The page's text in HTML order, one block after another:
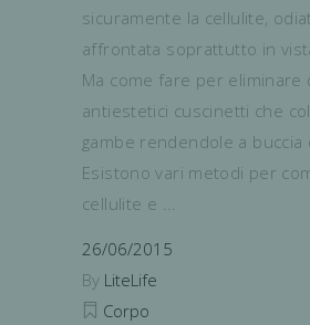
sicuramente la cellulite,
affrontata soprattutto in
Ma come fare per eliminare
antiestetici cuscinetti che
gambe rendendole a buccia
Esistono vari metodi per
cellulite e
26/06/2015
By LiteLife
Corpo